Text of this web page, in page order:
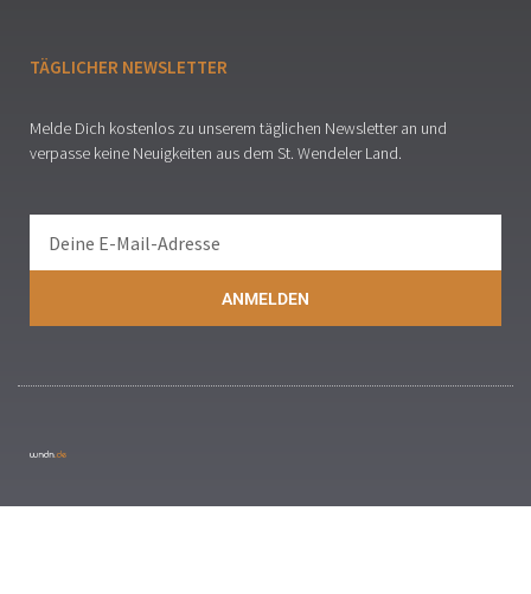
TÄGLICHER NEWSLETTER
Melde Dich kostenlos zu unserem täglichen Newsletter an und
verpasse keine Neuigkeiten aus dem St. Wendeler Land.
ANMELDEN